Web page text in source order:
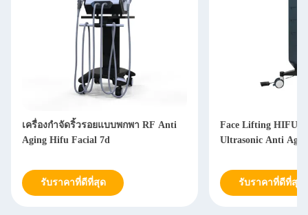
เครื่องกำจัดริ้วรอยแบบพกพา RF Anti
Aging Hifu Facial 7d
รับราคาที่ดีที่สุด
Face Lifting HIFU 7D กระชั
Ultrasonic Anti
รับราคาที่ดีที่สุด